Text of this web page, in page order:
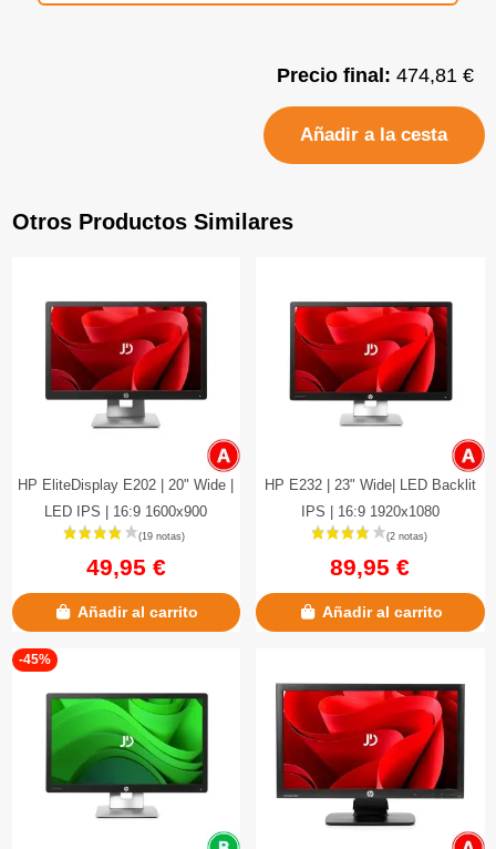
Precio final: 474,81 €
Añadir a la cesta
Otros Productos Similares
HP EliteDisplay E202 | 20" Wide |
LED IPS | 16:9 1600x900
49,95 €
Añadir al carrito
HP E232 | 23" Wide| LED Backlit
IPS | 16:9 1920x1080
89,95 €
Añadir al carrito
-45%